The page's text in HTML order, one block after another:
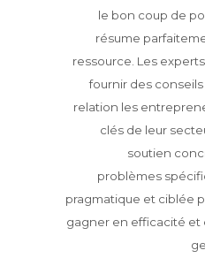
le bon coup de
résume
ressource. Les
fournir des
relation les
clés de leur
soutien
problèmes
pragmatique et ciblée
gagner en efficacité et